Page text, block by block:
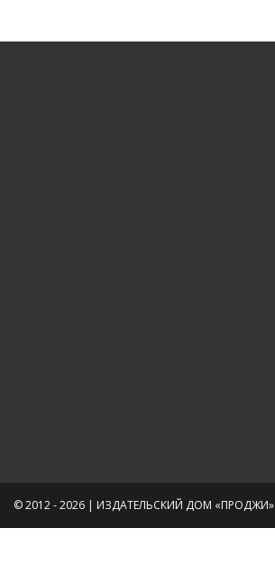
© 2012 - 2026 | ИЗДАТЕЛЬСКИЙ ДОМ «ПРОДЖИ»